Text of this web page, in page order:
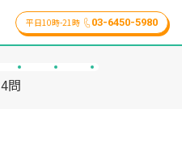
4問
平日10時-21時 03-6450-5980